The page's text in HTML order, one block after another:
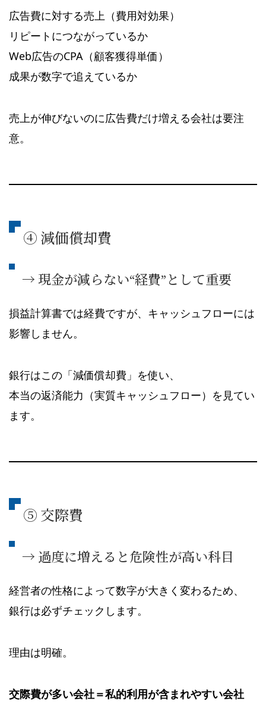
広告費に対する売上（費用対効果）
リピートにつながっているか
Web広告のCPA（顧客獲得単価）
成果が数字で追えているか
売上が伸びないのに広告費だけ増える会社は要注
意。
④ 減価償却費
→ 現金が減らない“経費”として重要
損益計算書では経費ですが、キャッシュフローには
影響しません。
銀行はこの「減価償却費」を使い、
本当の返済能力（実質キャッシュフロー）を見てい
ます。
⑤ 交際費
→ 過度に増えると危険性が高い科目
経営者の性格によって数字が大きく変わるため、
銀行は必ずチェックします。
理由は明確。
交際費が多い会社＝私的利用が含まれやすい会社